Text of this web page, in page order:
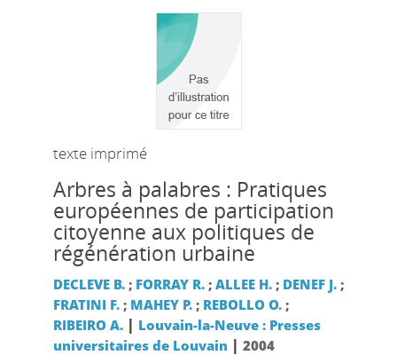
texte imprimé
Arbres à palabres : Pratiques
européennes de participation
citoyenne aux politiques de
régénération urbaine
DECLEVE B.; FORRAY R.; ALLEE H.; DENEF J.;
FRATINI F.; MAHEY P.; REBOLLO O.;
RIBEIRO A. | Louvain-la-Neuve : Presses
universitaires de Louvain | 2004